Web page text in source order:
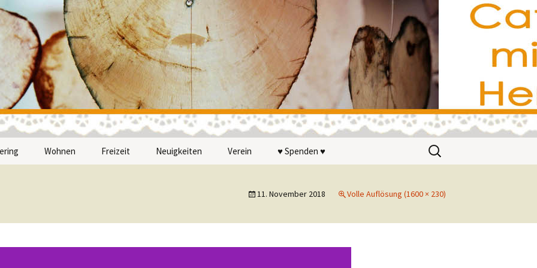
Wohnen Freizeit Neuigkeiten Verein ♥ Spenden ♥
Suchen
nach:
11. November 2018 Volle Auflösung (1600 × 230)